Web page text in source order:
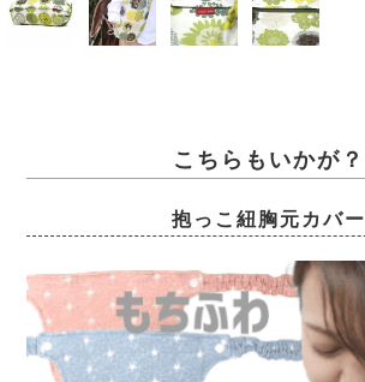
こちらもいかが？
抱っこ紐胸元カバー